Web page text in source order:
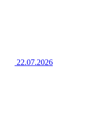
22.07.2026